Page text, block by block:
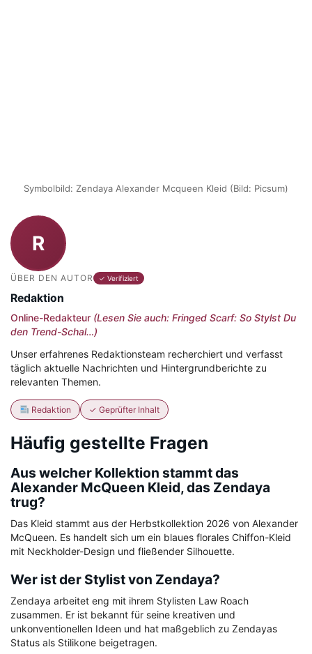
Symbolbild: Zendaya Alexander Mcqueen Kleid (Bild: Picsum)
R
ÜBER DEN AUTOR ✓ Verifiziert
Redaktion
Online-Redakteur (Lesen Sie auch: Fringed Scarf: So Stylst Du
den Trend-Schal…)
Unser erfahrenes Redaktionsteam recherchiert und verfasst
täglich aktuelle Nachrichten und Hintergrundberichte zu
relevanten Themen.
Redaktion ✓ Geprüfter Inhalt
Häufig gestellte Fragen
Aus welcher Kollektion stammt das
Alexander McQueen Kleid, das Zendaya
trug?
Das Kleid stammt aus der Herbstkollektion 2026 von Alexander
McQueen. Es handelt sich um ein blaues florales Chiffon-Kleid
mit Neckholder-Design und fließender Silhouette.
Wer ist der Stylist von Zendaya?
Zendaya arbeitet eng mit ihrem Stylisten Law Roach
zusammen. Er ist bekannt für seine kreativen und
unkonventionellen Ideen und hat maßgeblich zu Zendayas
Status als Stilikone beigetragen.